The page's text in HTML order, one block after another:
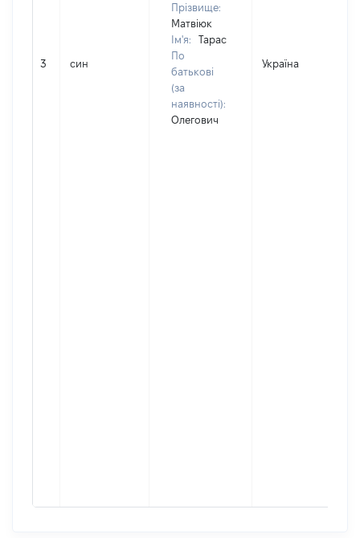
3 син
Прізвище:
Матвіюк
Ім'я:
Тарас
По
батькові
(за
наявності):
Олегович
Україна